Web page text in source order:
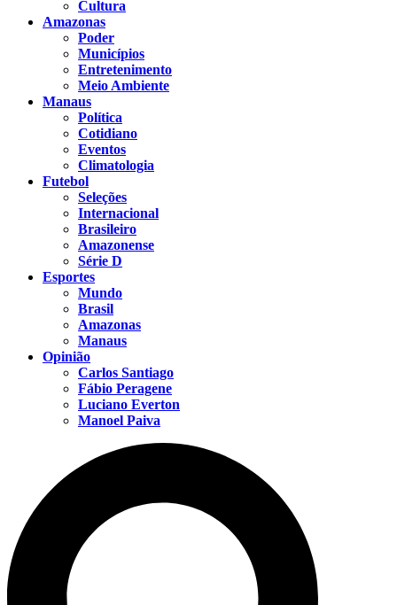
Cultura
Amazonas
Poder
Municípios
Entretenimento
Meio Ambiente
Manaus
Política
Cotidiano
Eventos
Climatologia
Futebol
Seleções
Internacional
Brasileiro
Amazonense
Série D
Esportes
Mundo
Brasil
Amazonas
Manaus
Opinião
Carlos Santiago
Fábio Peragene
Luciano Everton
Manoel Paiva